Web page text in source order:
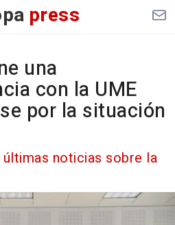
press
una
con la UME
por la situación
noticias sobre la